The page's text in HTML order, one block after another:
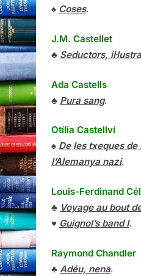
♠ Coses.
J.M. Castellet
♣ Seductors,
Ada Castells
♣ Pura sang.
Otília Castellví
♠ De les txeques de
l’Alemanya nazi.
Louis-Ferdinand
♣ Voyage au bout
♥ Guignol’s band I.
Raymond Chandler
♣ Adéu, nena.